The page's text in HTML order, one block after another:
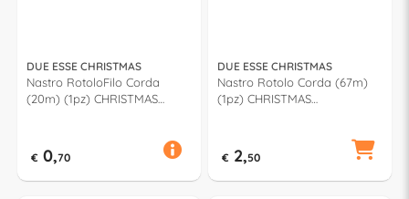
DUE ESSE CHRISTMAS
Nastro RotoloFilo Corda
(20m) (1pz) CHRISTMAS
€ 0,70
DUE ESSE CHRISTMAS
Nastro Rotolo Corda (67m)
(1pz) CHRISTMAS
€ 2,50